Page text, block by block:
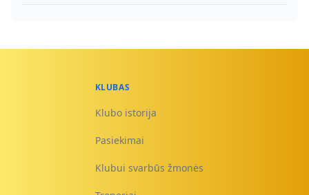
KLUBAS
Klubo istorija
Pasiekimai
Klubui svarbūs žmonės